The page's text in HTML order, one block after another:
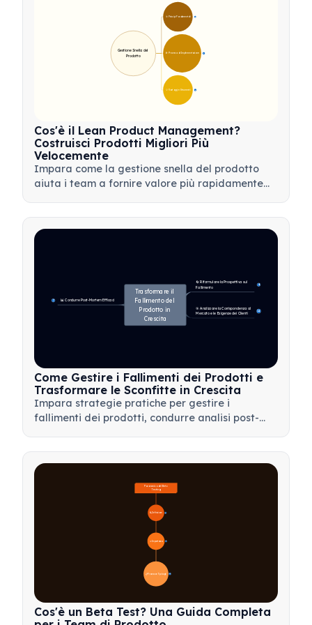
🎯 Principi Fondamentali
🛠️ Processo di Implementazione 12
💡 Vantaggi e Strumenti
Gestione Snella del
Prodotto
Cos'è il Lean Product Management?
Costruisci Prodotti Migliori Più
Velocemente
Impara come la gestione snella del prodotto
aiuta i team a fornire valore più rapidamente
più.
🔄 Riformulare la Prospettiva sul
Fallimento
4
📊 Condurre Post-Mortem Efficaci
7
🎯 Analizzare la Corrispondenza al
Mercato e le Esigenze dei Clienti
14
Trasformare il
Fallimento del
Prodotto in
Crescita
Come Gestire i Fallimenti dei Prodotti e
Trasformare le Sconfitte in Crescita
Impara strategie pratiche per gestire i
fallimenti dei prodotti, condurre analisi post-
apprendimento per il tuo team.
🔍 Definizione
🎯 Importanza
📋 Processo e Tipologie
Panoramica del Beta
Testing
Cos'è un Beta Test? Una Guida Completa